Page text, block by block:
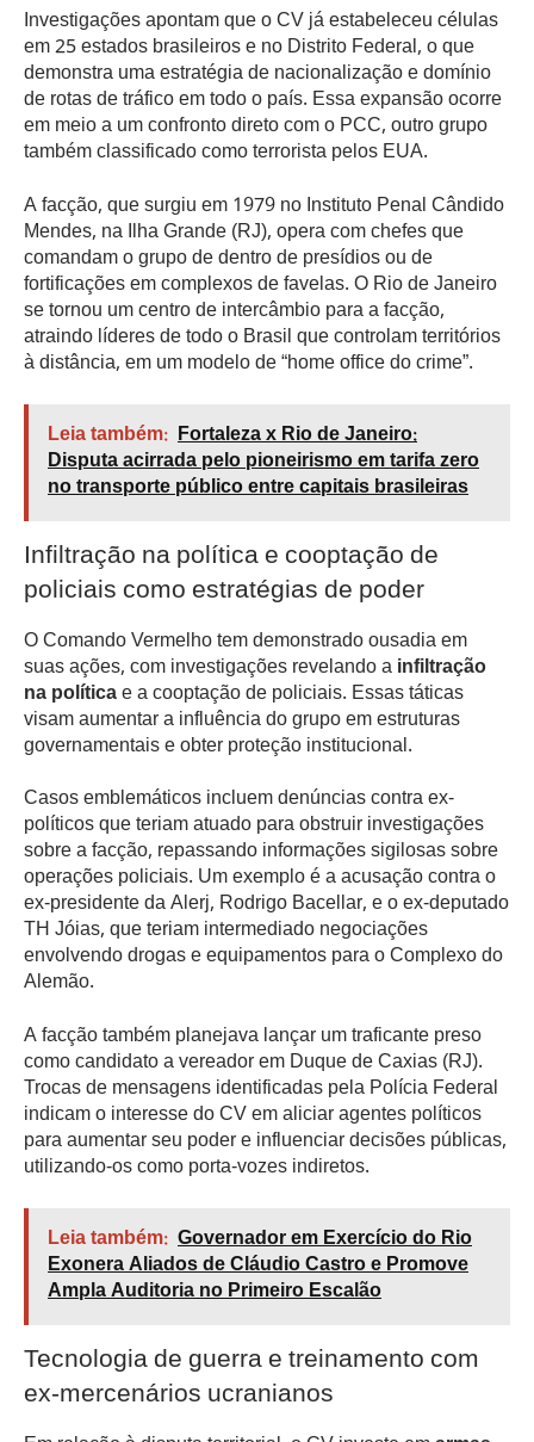
Investigações apontam que o CV já estabeleceu células
em 25 estados brasileiros e no Distrito Federal, o que
demonstra uma estratégia de nacionalização e domínio
de rotas de tráfico em todo o país. Essa expansão ocorre
em meio a um confronto direto com o PCC, outro grupo
também classificado como terrorista pelos EUA.
A facção, que surgiu em 1979 no Instituto Penal Cândido
Mendes, na Ilha Grande (RJ), opera com chefes que
comandam o grupo de dentro de presídios ou de
fortificações em complexos de favelas. O Rio de Janeiro
se tornou um centro de intercâmbio para a facção,
atraindo líderes de todo o Brasil que controlam territórios
à distância, em um modelo de “home office do crime”.
Leia também: Fortaleza x Rio de Janeiro:
Disputa acirrada pelo pioneirismo em tarifa zero
no transporte público entre capitais brasileiras
Infiltração na política e cooptação de
policiais como estratégias de poder
O Comando Vermelho tem demonstrado ousadia em
suas ações, com investigações revelando ainfiltração
na políticae a cooptação de policiais. Essas táticas
visam aumentar a influência do grupo em estruturas
governamentais e obter proteção institucional.
Casos emblemáticos incluem denúncias contra ex-
políticos que teriam atuado para obstruir investigações
sobre a facção, repassando informações sigilosas sobre
operações policiais. Um exemplo é a acusação contra o
ex-presidente da Alerj, Rodrigo Bacellar, e o ex-deputado
TH Jóias, que teriam intermediado negociações
envolvendo drogas e equipamentos para o Complexo do
Alemão.
A facção também planejava lançar um traficante preso
como candidato a vereador em Duque de Caxias (RJ).
Trocas de mensagens identificadas pela Polícia Federal
indicam o interesse do CV em aliciar agentes políticos
para aumentar seu poder e influenciar decisões públicas,
utilizando-os como porta-vozes indiretos.
Leia também: Governador em Exercício do Rio
Exonera Aliados de Cláudio Castro e Promove
Ampla Auditoria no Primeiro Escalão
Tecnologia de guerra e treinamento com
ex-mercenários ucranianos